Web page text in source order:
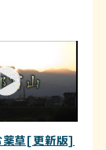
薬草[更新版]